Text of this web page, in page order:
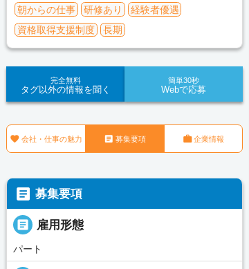
朝からの仕事
研修あり
経験者優遇
資格取得支援制度
長期
完全無料
タグ以外の情報を聞く
簡単30秒
Webで応募
 会社・仕事の魅力  募集要項 企業情報
 募集要項
 雇用形態
パート